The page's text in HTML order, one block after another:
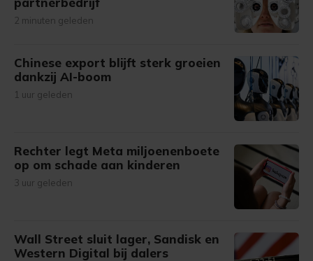
2 minuten geleden
Chinese export blijft sterk groeien
dankzij AI-boom
1 uur geleden
Rechter legt Meta miljoenenboete
op om schade aan kinderen
3 uur geleden
Wall Street sluit lager, Sandisk en
Western Digital bij dalers